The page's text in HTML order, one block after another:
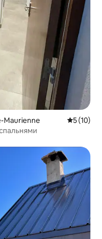
Maurienne Середня
5 (10)